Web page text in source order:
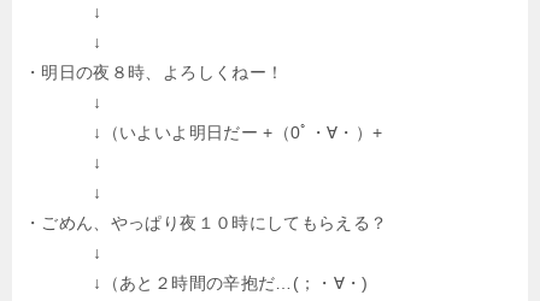
↓
↓
・明日の夜８時、よろしくねー！
↓
↓（いよいよ明日だー +（0ﾟ・∀・）+
↓
↓
・ごめん、やっぱり夜１０時にしてもらえる？
↓
↓（あと２時間の辛抱だ…(；・∀・)